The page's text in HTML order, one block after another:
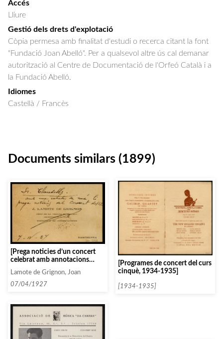
Accés
Lliure
Gestió dels drets d'explotació
Còpia permesa amb finalitat d'estudi o recerca citant la font
"Fundació Joan Abelló". Per a qualsevol altre ús cal demanar
autorització al Centre de Documentació de l'Orfeó Català i a
la Fundació Abelló.
Idiomes
Castellà / Francès
Documents similars (1899)
[Prega noticies d’un concert
celebrat amb annotacions
manuscrites sobre una targeta
de visita]
Lamote de Grignon, Joan
07/04/1927
[Programes de concert del curs
cinquè, 1934-1935]
[1934-1935]